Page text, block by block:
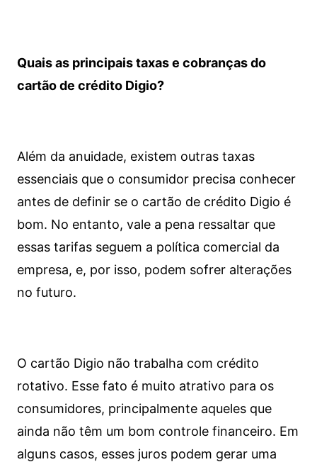
Quais as principais taxas e cobranças do
cartão de crédito Digio?
Além da anuidade, existem outras taxas
essenciais que o consumidor precisa conhecer
antes de definir se o cartão de crédito Digio é
bom. No entanto, vale a pena ressaltar que
essas tarifas seguem a política comercial da
empresa, e, por isso, podem sofrer alterações
no futuro.
O cartão Digio não trabalha com crédito
rotativo. Esse fato é muito atrativo para os
consumidores, principalmente aqueles que
ainda não têm um bom controle financeiro. Em
alguns casos, esses juros podem gerar uma